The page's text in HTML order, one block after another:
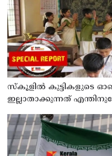
സ്‌കൂളില്‍ കുട്ടികളുടെ
ഇല്ലാതാക്കുന്നത്